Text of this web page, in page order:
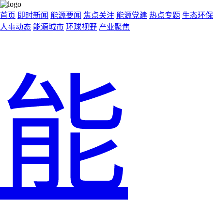
首页 即时新闻 能源要闻 焦点关注 能源党建 热点专题 生态环保
人事动态 能源城市 环球视野 产业聚焦
能